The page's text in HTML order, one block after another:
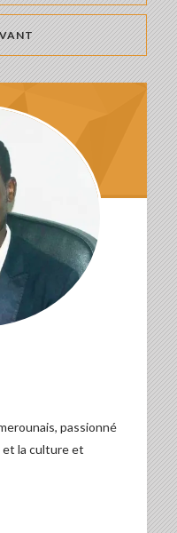
passionné
et la culture et